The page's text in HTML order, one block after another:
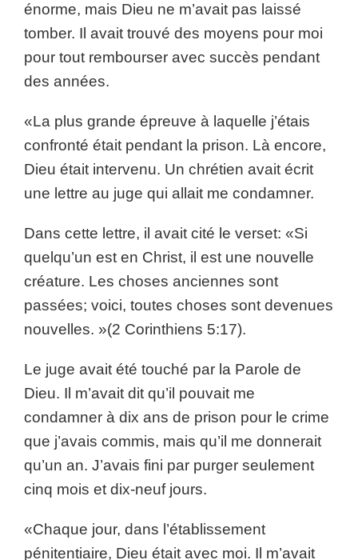
énorme, mais Dieu ne m’avait pas laissé
tomber. Il avait trouvé des moyens pour moi
pour tout rembourser avec succès pendant
des années.
«La plus grande épreuve à laquelle j’étais
confronté était pendant la prison. Là encore,
Dieu était intervenu. Un chrétien avait écrit
une lettre au juge qui allait me condamner.
Dans cette lettre, il avait cité le verset: «Si
quelqu’un est en Christ, il est une nouvelle
créature. Les choses anciennes sont
passées; voici, toutes choses sont devenues
nouvelles. »(2 Corinthiens 5:17).
Le juge avait été touché par la Parole de
Dieu. Il m’avait dit qu’il pouvait me
condamner à dix ans de prison pour le crime
que j’avais commis, mais qu’il me donnerait
qu’un an. J’avais fini par purger seulement
cinq mois et dix-neuf jours.
«Chaque jour, dans l’établissement
pénitentiaire, Dieu était avec moi. Il m’avait